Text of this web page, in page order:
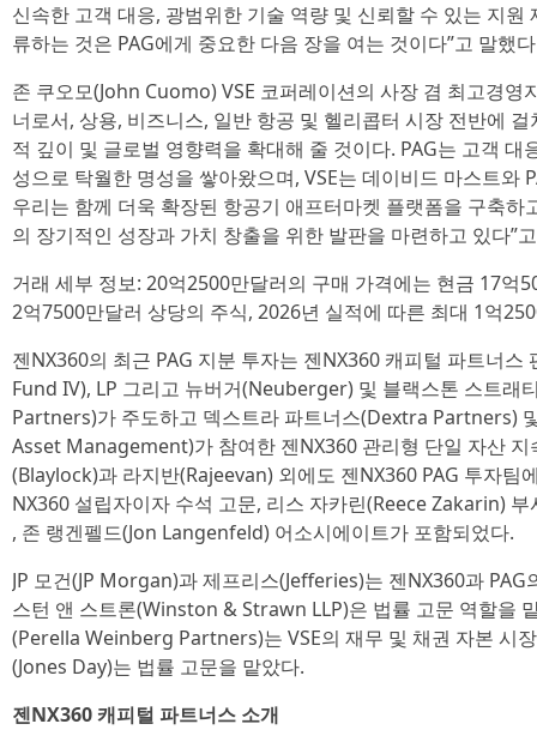
신속한 고객 대응, 광범위한 기술 역량 및 신뢰할 수 있는 지원
류하는 것은 PAG에게 중요한 다음 장을 여는 것이다”고 말했
존 쿠오모(John Cuomo) VSE 코퍼레이션의 사장 겸 최고경영
너로서, 상용, 비즈니스, 일반 항공 및 헬리콥터 시장 전반에
적 깊이 및 글로벌 영향력을 확대해 줄 것이다. PAG는 고객
성으로 탁월한 명성을 쌓아왔으며, VSE는 데이비드 마스트와
우리는 함께 더욱 확장된 항공기 애프터마켓 플랫폼을 구축하
의 장기적인 성장과 가치 창출을 위한 발판을 마련하고 있다”
거래 세부 정보: 20억2500만달러의 구매 가격에는 현금 17억
2억7500만달러 상당의 주식, 2026년 실적에 따른 최대 1억
젠NX360의 최근 PAG 지분 투자는 젠NX360 캐피털 파트너
Fund IV), LP 그리고 뉴버거(Neuberger) 및 블랙스톤 스트
Partners)가 주도하고 덱스트라 파트너스(Dextra Partners)
Asset Management)가 참여한 젠NX360 관리형 단일 자산
(Blaylock)과 라지반(Rajeevan) 외에도 젠NX360 PAG 투자
NX360 설립자이자 수석 고문, 리스 자카린(Reece Zakarin)
, 존 랭겐펠드(Jon Langenfeld) 어소시에이트가 포함되었다.
JP 모건(JP Morgan)과 제프리스(Jefferies)는 젠NX360과
스턴 앤 스트론(Winston & Strawn LLP)은 법률 고문 역할을
(Perella Weinberg Partners)는 VSE의 재무 및 채권 자본 시
(Jones Day)는 법률 고문을 맡았다.
젠NX360 캐피털 파트너스 소개